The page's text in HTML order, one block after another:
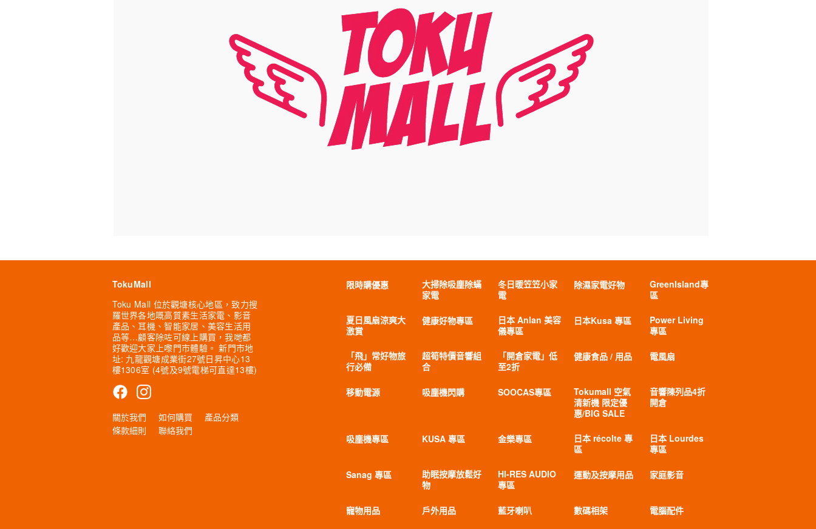
TokuMall
Toku Mall 位於觀塘核心地區，致力搜
羅世界各地嘅高質素生活家電、影音
產品、耳機、智能家居、美容生活用
品等…顧客除咗可線上購買，我哋都
好歡迎大家上嚟門市體驗。 新門市地
址: 九龍觀塘成業街27號日昇中心13
樓1306室 (4號及9號電梯可直達13樓)
關於我們 如何購買
產品分類
條款細則
聯絡我們
限時購優惠
大掃除吸塵除蟎
家電
冬日暖笠笠小家
電
除濕家電好物
GreenIsland專
區
夏日風扇涼爽大
激賞
健康好物專區
日本 Anlan 美容
儀專區
日本Kusa 專區
Power Living
專區
「飛」常好物旅
行必備
超筍特價音響組
合
「開倉家電」低
至2折
健康食品 / 用品 電風扇
移動電源 吸塵機閃購 SOOCAS專區
Tokumall 空氣
清新機 限定優
惠/BIG SALE
音響陳列品4折
開倉
吸塵機專區 KUSA 專區 金樂專區
日本 récolte 專
區
日本 Lourdes
專區
Sanag 專區
助眠按摩放鬆好
物
HI-RES AUDIO
專區
運動及按摩用品 家庭影音
寵物用品 戶外用品 藍牙喇叭 數碼相架 電腦配件